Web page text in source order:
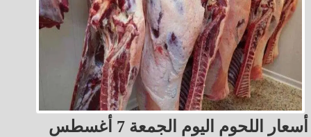
أسعار اللحوم اليوم الجمعة 7 أغسطس